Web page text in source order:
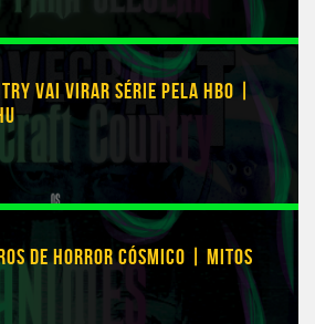
VAI VIRAR SÉRIE PELA HBO |
DE HORROR CÓSMICO | MITOS